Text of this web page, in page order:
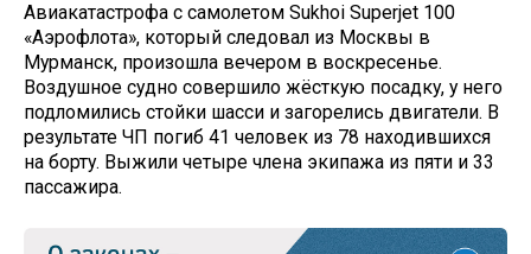
Авиакатастрофа с самолетом Sukhoi Superjet 100
«Аэрофлота», который следовал из Москвы в
Мурманск, произошла вечером в воскресенье.
Воздушное судно совершило жёсткую посадку, у него
подломились стойки шасси и загорелись двигатели. В
результате ЧП погиб 41 человек из 78 находившихся
на борту. Выжили четыре члена экипажа из пяти и 33
пассажира.